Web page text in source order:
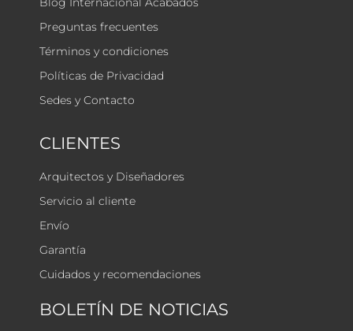
Preguntas frecuentes
Términos y condiciones
Políticas de Privacidad
Sedes y Contacto
CLIENTES
Arquitectos y Diseñadores
Servicio al cliente
Envío
Garantía
Cuidados y recomendaciones
BOLETÍN DE NOTICIAS